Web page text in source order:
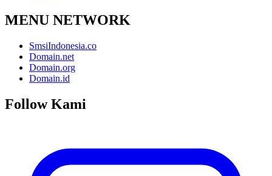
MENU NETWORK
SmsiIndonesia.co
Domain.net
Domain.org
Domain.id
Follow Kami